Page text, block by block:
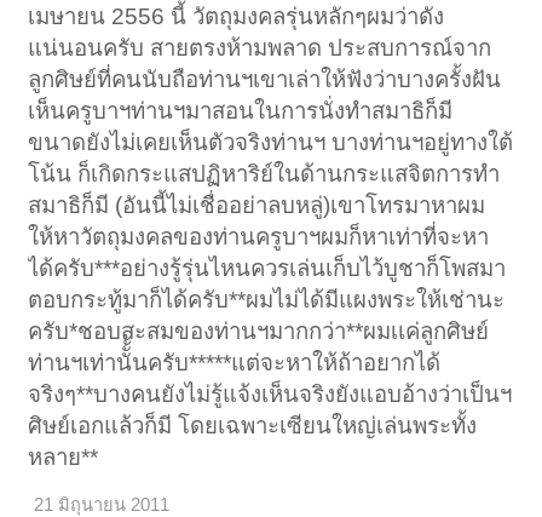
เมษายน 2556 นี้ วัตถุมงคลรุ่นหลักๆผมว่าดัง
แน่นอนครับ สายตรงห้ามพลาด ประสบการณ์จาก
ลูกศิษย์ที่คนนับถือท่านฯเขาเล่าให้ฟังว่าบางครั้งฝัน
เห็นครูบาฯท่านฯมาสอนในการนั่งทำสมาธิก็มี
ขนาดยังไม่เคยเห็นตัวจริงท่านฯ บางท่านฯอยู่ทางใต้
โน้น ก็เกิดกระแสปฏิหาริย์ในด้านกระแสจิตการทำ
สมาธิก็มี (อันนี้ไม่เชื่ออย่าลบหลู่)เขาโทรมาหาผม
ให้หาวัตถุมงคลของท่านครูบาฯผมก็หาเท่าที่จะหา
ได้ครับ***อย่างรู้รุ่นไหนควรเล่นเก็บไว้บูชาก็โพสมา
ตอบกระทู้มาก็ได้ครับ**ผมไม่ได้มีแผงพระให้เช่านะ
ครับ*ชอบสะสมของท่านฯมากกว่า**ผมเเค่ลูกศิษย์
ท่านฯเท่านัั้้นครับ*****แต่จะหาให้ถ้าอยากได้
จริงๆ**บางคนยังไม่รู้แจ้งเห็นจริงยังแอบอ้างว่าเป็นฯ
ศิษย์เอกแล้วก็มี โดยเฉพาะเซียนใหญ่เล่นพระทั้ง
หลาย**
21 มิถุนายน 2011